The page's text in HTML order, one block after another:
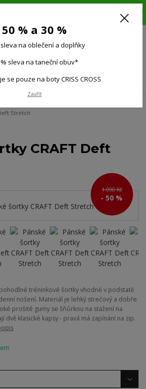
50 % SLEVA na všechno oblečení a doplňky !!!
15.00)
Stretch
CRAFT Deft
1 090 Kč
- 50 %
tréninkové šortky vhodné v podstatě
nošení. Materiál je lehký strečový a dobře
prošité gumy se šňůrkou na stažení na
dvě klasické kapsy - pravá má zapínání na zip.
50 % a 30 %
na oblečení a doplňky
sleva na taneční obuv*
se pouze na boty CRISS CROSS
Zavřít